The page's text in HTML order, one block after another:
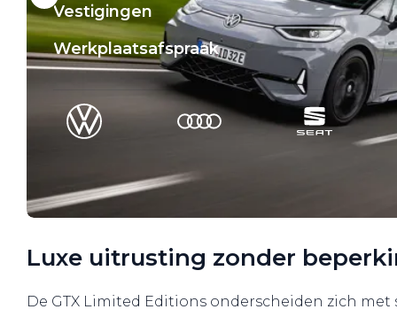
Vestigingen
Werkplaatsafspraak
Luxe uitrusting zonder
De GTX Limited Editions onderscheiden zich